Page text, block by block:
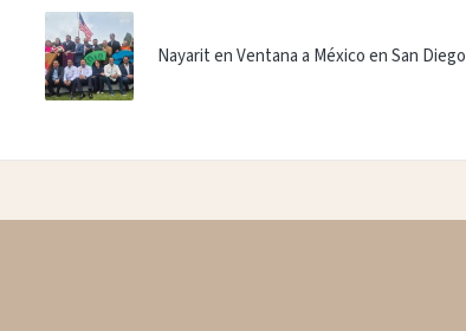
de
entradasNayarit en Ventana a México en San Diego